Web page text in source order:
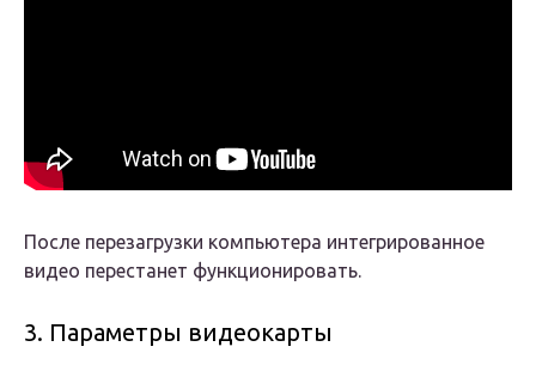
После перезагрузки компьютера интегрированное
видео перестанет функционировать.
3. Параметры видеокарты